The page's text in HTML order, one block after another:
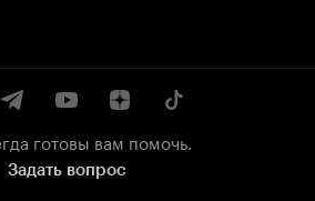
готовы вам помочь.
Задать вопрос